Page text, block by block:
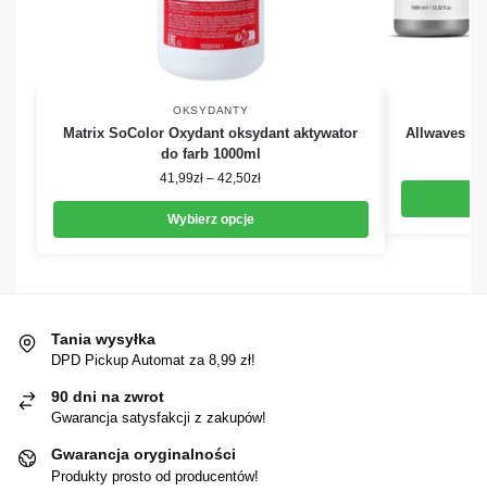
OKSYDANTY
Matrix SoColor Oxydant oksydant aktywator
do farb 1000ml
41,99zł – 42,50zł
Wybierz opcje
Allwaves
Tania wysyłka
DPD Pickup Automat za 8,99 zł!
90 dni na zwrot
Gwarancja satysfakcji z zakupów!
Gwarancja oryginalności
Produkty prosto od producentów!